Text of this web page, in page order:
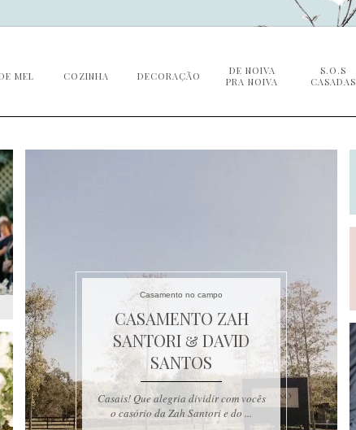
MEL COZINHA DECORAÇÃO
DE NOIVA
PRA NOIVA
S.O.S
CASADAS
Casamento no campo
CASAMENTO ZAH
SANTORI & DAVID
SANTOS
Casais! Que alegria dividir com vocês
o casório da Zah Santori e do ...